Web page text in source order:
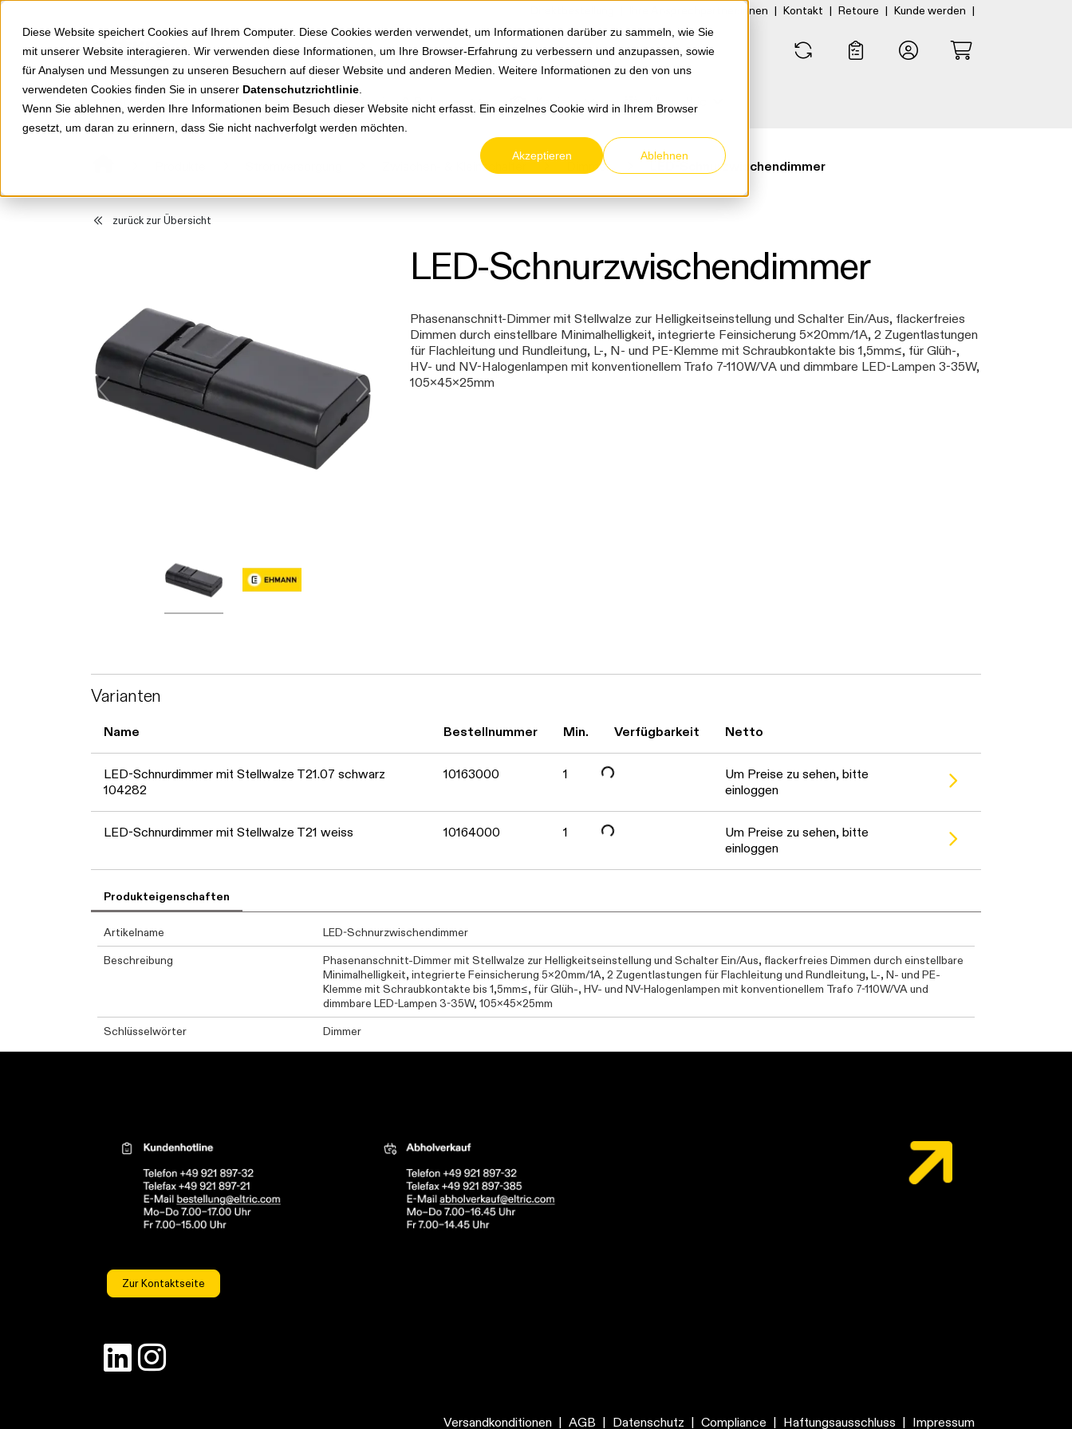
Diese Website speichert Cookies auf Ihrem Computer. Diese Cookies werden verwendet, um Informationen darüber zu sammeln, wie Sie
mit unserer Website interagieren. Wir verwenden diese Informationen, um Ihre Browser-Erfahrung zu verbessern und anzupassen, sowie
für Analysen und Messungen zu unseren Besuchern auf dieser Website und anderen Medien. Weitere Informationen zu den von uns
verwendeten Cookies finden Sie in unserer Datenschutzrichtlinie
Wenn Sie ablehnen, werden Ihre Informationen beim Besuch dieser Website nicht erfasst. Ein einzelnes Cookie wird in Ihrem Browser
gesetzt, um daran zu erinnern, dass Sie nicht nachverfolgt werden möchten.
Akzeptieren Ablehnen
Springe zu Hauptinhalt Ihre Ansprechpartner:innen | Kontakt | Retoure | Kunde werden |
Markenwelten Service & Retouren Karriere Über eltric
Zwischen- & Kleinschalter Dimmer LED-Schnurzwischendimmer
zurück zur Übersicht
LED-Schnurzwischendimmer
Phasenanschnitt-Dimmer mit Stellwalze zur Helligkeitseinstellung und Schalter Ein/Aus, flackerfreies
Dimmen durch einstellbare Minimalhelligkeit, integrierte Feinsicherung 5x20mm/1A, 2 Zugentlastungen
für Flachleitung und Rundleitung, L-, N- und PE-Klemme mit Schraubkontakte bis 1,5mm≤, für Glüh-,
HV- und NV-Halogenlampen mit konventionellem Trafo 7-110W/VA und dimmbare LED-Lampen 3-35W,
105x45x25mm
Varianten
Name Bestellnummer Min. Verfügbarkeit Netto
LED-Schnurdimmer mit Stellwalze T21.07 schwarz
104282
10163000 1 Daten werden geladen. Bitte warten...
Um Preise zu sehen, bitte
einloggen
LED-Schnurdimmer mit Stellwalze T21 weiss 10164000 1 Daten werden geladen. Bitte warten...
Um Preise zu sehen, bitte
einloggen
Produkteigenschaften
Artikelname
LED-Schnurzwischendimmer
Beschreibung
Phasenanschnitt-Dimmer mit Stellwalze zur Helligkeitseinstellung und Schalter Ein/Aus, flackerfreies Dimmen durch einstellbare
Minimalhelligkeit, integrierte Feinsicherung 5x20mm/1A, 2 Zugentlastungen für Flachleitung und Rundleitung, L-, N- und PE-
Klemme mit Schraubkontakte bis 1,5mm≤, für Glüh-, HV- und NV-Halogenlampen mit konventionellem Trafo 7-110W/VA und
dimmbare LED-Lampen 3-35W, 105x45x25mm
Schlüsselwörter
Dimmer
Zur Kontaktseite
Versandkonditionen | AGB | Datenschutz | Compliance | Haftungsausschluss | Impressum